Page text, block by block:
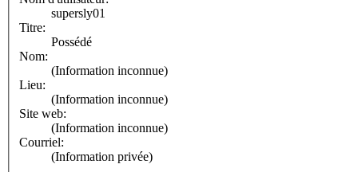
supersly01
Titre:
Possédé
Nom:
(Information inconnue)
Lieu:
(Information inconnue)
Site web:
(Information inconnue)
Courriel:
(Information privée)